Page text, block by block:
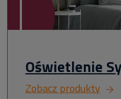
Oświetlenie
Zobacz produkty